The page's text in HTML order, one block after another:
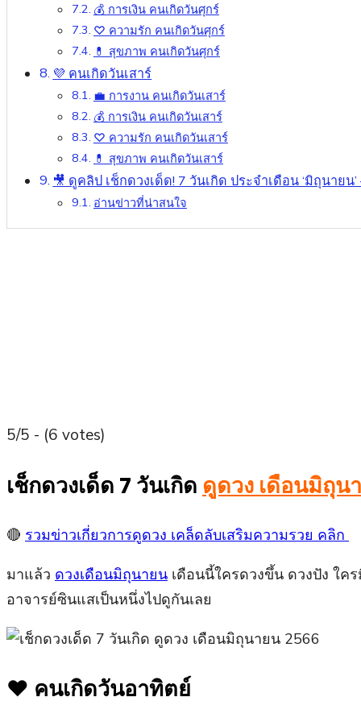
💰 การเงิน คนเกิดวันศุกร์
♡ ความรัก คนเกิดวันศุกร์
💊 สุขภาพ คนเกิดวันศุกร์
💜 คนเกิดวันเสาร์
💼 การงาน คนเกิดวันเสาร์
💰 การเงิน คนเกิดวันเสาร์
♡ ความรัก คนเกิดวันเสาร์
💊 สุขภาพ คนเกิดวันเสาร์
🎥 ดูคลิป เช็กดวงเด็ด! 7 วันเกิด ประจำเดือน ‘มิถุนาย
อ่านข่าวที่น่าสนใจ
5/5 - (6 votes)
เช็กดวงเด็ด 7 วันเกิด ดูดวง เดือนมิถุน
🔴 รวมข่าวเกี่ยวการดูดวง เคล็ดลับเสริมความรวย คลิก
มาแล้ว ดวงเดือนมิถุนายน เดือนนี้ใครดวงขึ้น ดวงปัง ใค
อาจารย์ซินแสเป็นหนึ่งไปดูกันเลย
❤️ คนเกิดวันอาทิตย์